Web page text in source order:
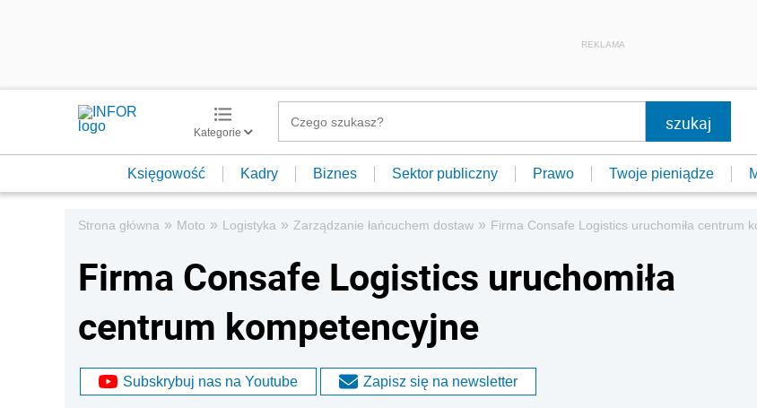
REKLAMA
Kategorie
Księgowość Kadry Biznes Sektor publiczny Prawo Twoje pieniądze
Strona główna » Moto » Logistyka » Zarządzanie łańcuchem dostaw » Firma Consafe Logistics uruchomiła centrum
Firma Consafe Logistics uruchomiła
centrum kompetencyjne
Subskrybuj nas na Youtube Zapisz się na newsletter